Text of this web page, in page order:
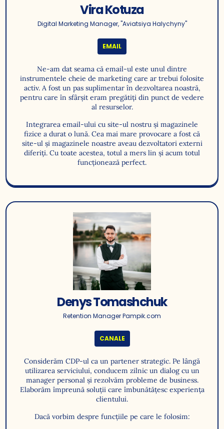
Vira Kotuza
Digital Marketing Manager, "Aviatsiya Halychyny"
EMAIL
Ne-am dat seama că email-ul este unul dintre
instrumentele cheie de marketing care ar trebui folosite
activ. A fost un pas suplimentar în dezvoltarea noastră,
pentru care în sfârșit eram pregătiți din punct de vedere
al resurselor.
Integrarea email-ului cu site-ul nostru și magazinele
fizice a durat o lună. Cea mai mare provocare a fost că
site-ul și magazinele noastre aveau dezvoltatori externi
diferiți. Cu toate acestea, totul a mers lin și acum totul
funcționează perfect.
Denys Tomashchuk
Retention Manager Pampik.com
CANALE
Considerăm CDP-ul ca un partener strategic. Pe lângă
utilizarea serviciului, conducem zilnic un dialog cu un
manager personal și rezolvăm probleme de business.
Elaborăm împreună soluții care îmbunătățesc experiența
clientului.
Dacă vorbim despre funcțiile pe care le folosim: